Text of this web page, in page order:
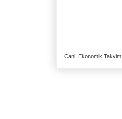
Canlı Ekonomik Takvim